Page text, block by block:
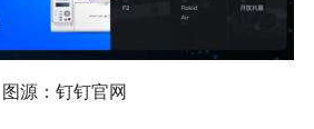
图源：钉钉官网